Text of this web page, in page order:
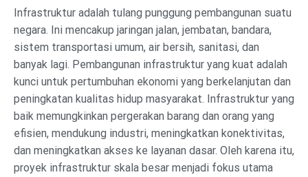
Infrastruktur adalah tulang punggung pembangunan suatu
negara. Ini mencakup jaringan jalan, jembatan, bandara,
sistem transportasi umum, air bersih, sanitasi, dan
banyak lagi. Pembangunan infrastruktur yang kuat adalah
kunci untuk pertumbuhan ekonomi yang berkelanjutan dan
peningkatan kualitas hidup masyarakat. Infrastruktur yang
baik memungkinkan pergerakan barang dan orang yang
efisien, mendukung industri, meningkatkan konektivitas,
dan meningkatkan akses ke layanan dasar. Oleh karena itu,
proyek infrastruktur skala besar menjadi fokus utama